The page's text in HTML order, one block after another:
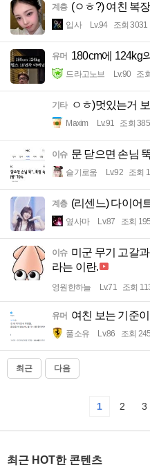
계층 (ㅇㅎ?) 여친 복
입사 Lv.94 조회 3031
유머 180cm에 124kg
드라고노브 Lv.90 조
기타 ㅇㅎ)멋있는거
Maxim Lv.91 조회
이슈 문 닫으면 손님
슬기로움 Lv.92 조회
계층 (리센느) 다이어
옆사마 Lv.87 조회
이슈 미군 무기 고갈
라는 이란.
영원한하늘 Lv.71 조회
유머 여친 보는 기준
풀소유 Lv.86 조회
최근 다음
1 2 3
최근 HOT한 콘텐츠